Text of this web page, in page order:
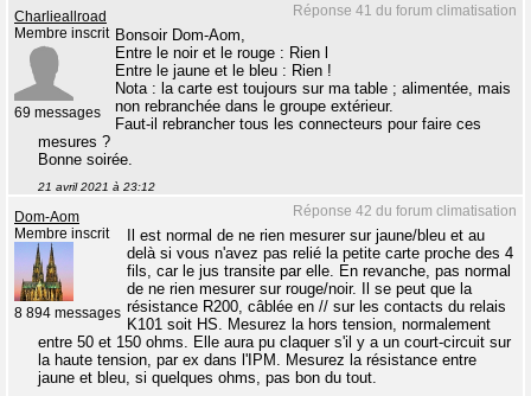
Réponse 41 du forum climatisation
Charlieallroad
Membre inscrit
69 messages
Bonsoir Dom-Aom,
Entre le noir et le rouge : Rien l
Entre le jaune et le bleu : Rien !
Nota : la carte est toujours sur ma table ; alimentée, mais
non rebranchée dans le groupe extérieur.
Faut-il rebrancher tous les connecteurs pour faire ces
mesures ?
Bonne soirée.
21 avril 2021 à 23:12
Réponse 42 du forum climatisation
Dom-Aom
Membre inscrit
8 894 messages
Il est normal de ne rien mesurer sur jaune/bleu et au
delà si vous n'avez pas relié la petite carte proche des 4
fils, car le jus transite par elle. En revanche, pas normal
de ne rien mesurer sur rouge/noir. Il se peut que la
résistance R200, câblée en // sur les contacts du relais
K101 soit HS. Mesurez la hors tension, normalement
entre 50 et 150 ohms. Elle aura pu claquer s'il y a un court-circuit sur
la haute tension, par ex dans l'IPM. Mesurez la résistance entre
jaune et bleu, si quelques ohms, pas bon du tout.